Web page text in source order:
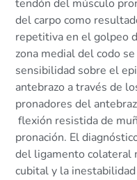
tendón del músculo
del carpo como
repetitiva en el golpeo
zona medial del codo
sensibilidad sobre el
antebrazo a través de
pronadores del
flexión resistida de
pronación. El
del ligamento colateral
cubital y la